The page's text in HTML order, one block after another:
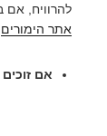
להרוויח, אם
אתר הימורים
אם